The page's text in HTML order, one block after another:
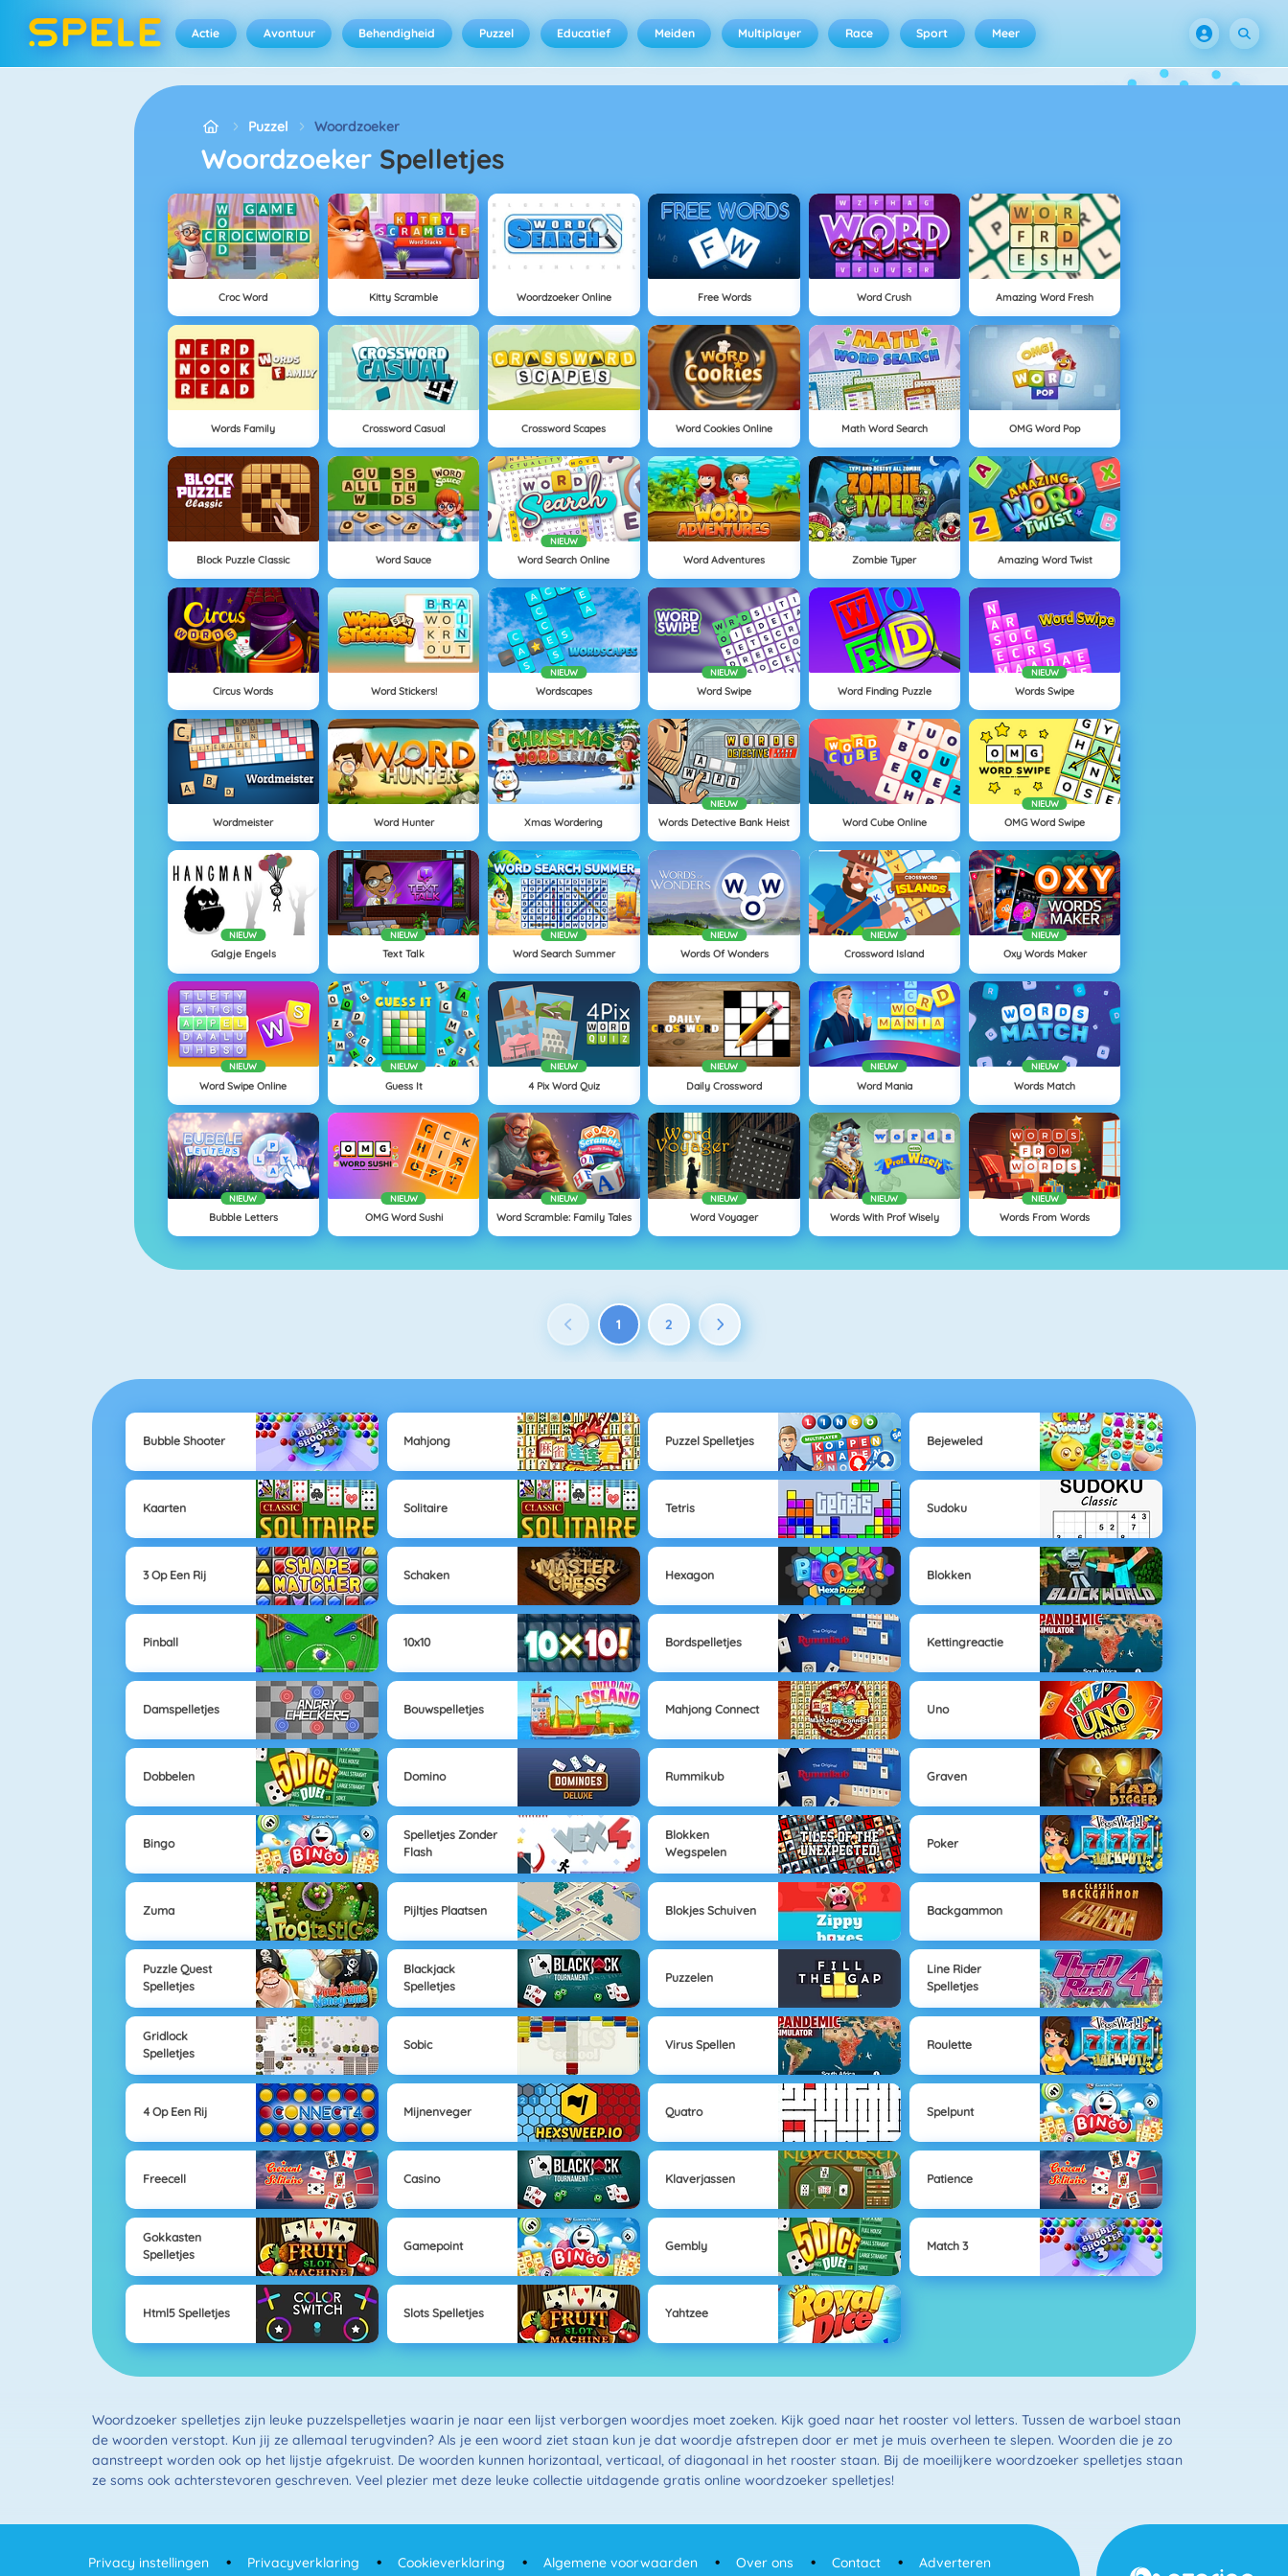
Actie Avontuur Behendigheid Puzzel Educatief Meiden Multiplayer Race Sport Meer
Puzzel Woordzoeker
Woordzoeker Spelletjes
Croc Word Kitty Scramble Woordzoeker Online Free Words Word Crush Amazing Word Fresh
Words Family Crossword Casual Crossword Scapes Word Cookies Online Math Word Search OMG Word Pop
Block Puzzle Classic Word Sauce
NIEUW
Word Search Online Word Adventures Zombie Typer Amazing Word Twist
Circus Words Word Stickers!
NIEUW
Wordscapes
NIEUW
Word Swipe Word Finding Puzzle
NIEUW
Words Swipe
Wordmeister Word Hunter Xmas Wordering
NIEUW
Words Detective Bank Heist Word Cube Online
NIEUW
OMG Word Swipe
NIEUW
Galgje Engels
NIEUW
Text Talk
NIEUW
Word Search Summer
NIEUW
Words Of Wonders
NIEUW
Crossword Island
NIEUW
Oxy Words Maker
NIEUW
Word Swipe Online
NIEUW
Guess It
NIEUW
4 Pix Word Quiz
NIEUW
Daily Crossword
NIEUW
Word Mania
NIEUW
Words Match
NIEUW
Bubble Letters
NIEUW
OMG Word Sushi
NIEUW
Word Scramble: Family Tales
NIEUW
Word Voyager
NIEUW
Words With Prof Wisely
NIEUW
Words From Words
1 2
Bubble Shooter Mahjong Puzzel Spelletjes Bejeweled
Kaarten Solitaire Tetris Sudoku
3 Op Een Rij Schaken Hexagon Blokken
Pinball 10x10 Bordspelletjes Kettingreactie
Damspelletjes Bouwspelletjes Mahjong Connect Uno
Dobbelen Domino Rummikub Graven
Bingo
Spelletjes Zonder
Flash
Blokken
Wegspelen
Poker
Zuma Pijltjes Plaatsen Blokjes Schuiven Backgammon
Puzzle Quest
Spelletjes
Blackjack
Spelletjes
Puzzelen
Line Rider
Spelletjes
Gridlock
Spelletjes
Sobic Virus Spellen Roulette
4 Op Een Rij Mijnenveger Quatro Spelpunt
Freecell Casino Klaverjassen Patience
Gokkasten
Spelletjes
Gamepoint Gembly Match 3
Html5 Spelletjes Slots Spelletjes Yahtzee
Woordzoeker spelletjes zijn leuke puzzelspelletjes waarin je naar een lijst verborgen woordjes moet zoeken. Kijk goed naar het rooster vol letters. Tussen de warboel staan
de woorden verstopt. Kun jij ze allemaal terugvinden? Als je een woord ziet staan kun je dat woordje afstrepen door er met je muis overheen te slepen. Woorden die je zo
aanstreept worden ook op het lijstje afgekruist. De woorden kunnen horizontaal, verticaal, of diagonaal in het rooster staan. Bij de moeilijkere woordzoeker spelletjes staan
ze soms ook achterstevoren geschreven. Veel plezier met deze leuke collectie uitdagende gratis online woordzoeker spelletjes!
Privacy instellingen Privacyverklaring Cookieverklaring Algemene voorwaarden Over ons Contact Adverteren